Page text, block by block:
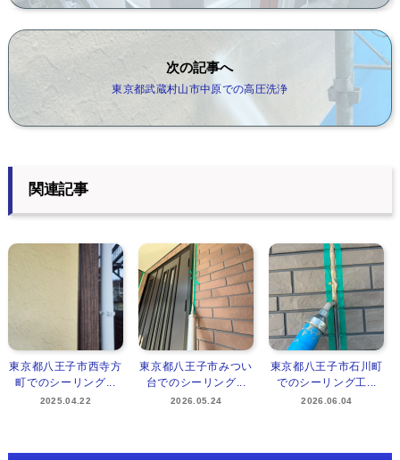
次の記事へ
東京都武蔵村山市中原での高圧洗浄
関連記事
東京都八王子市西寺方
町でのシーリング...
2025.04.22
東京都八王子市みつい
台でのシーリング...
2026.05.24
東京都八王子市石川町
でのシーリング工...
2026.06.04